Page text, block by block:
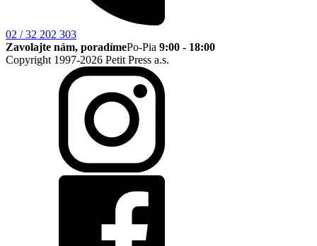
02 / 32 202 303
Zavolajte nám, poradímePo-Pia 9:00 - 18:00
Copyright 1997-2026 Petit Press a.s.